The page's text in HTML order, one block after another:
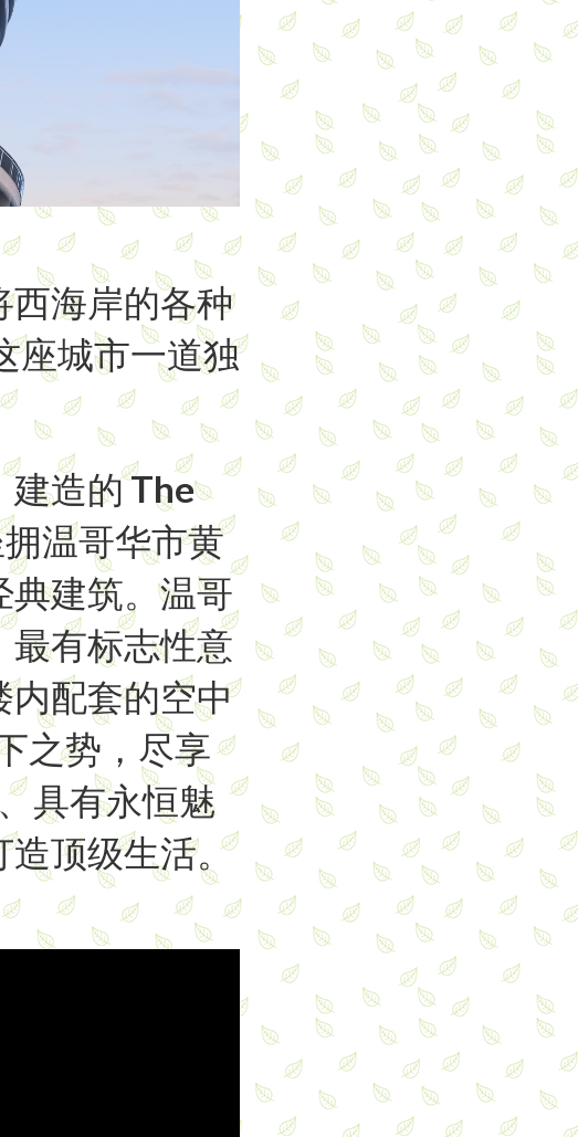
西海岸的各种
座城市一道独
建造的 The
温哥华市黄
典建筑。温哥
最有标志性意
内配套的空中
之势，尽享
具有永恒魅
造顶级生活。